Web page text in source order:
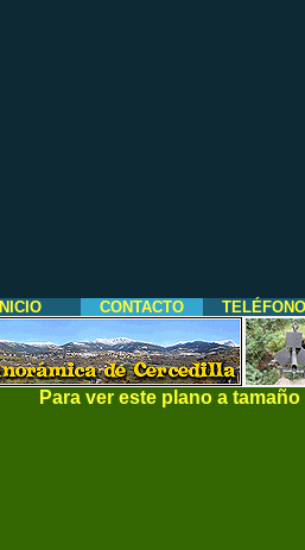
INICIO CONTACTO
Para ver este plano a